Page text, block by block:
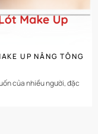
UP NÂNG TÔNG
của nhiều người, đặc